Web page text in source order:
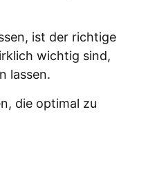
ist der rich­ti­ge
wich­tig sind,
las­sen.
die opti­mal zu